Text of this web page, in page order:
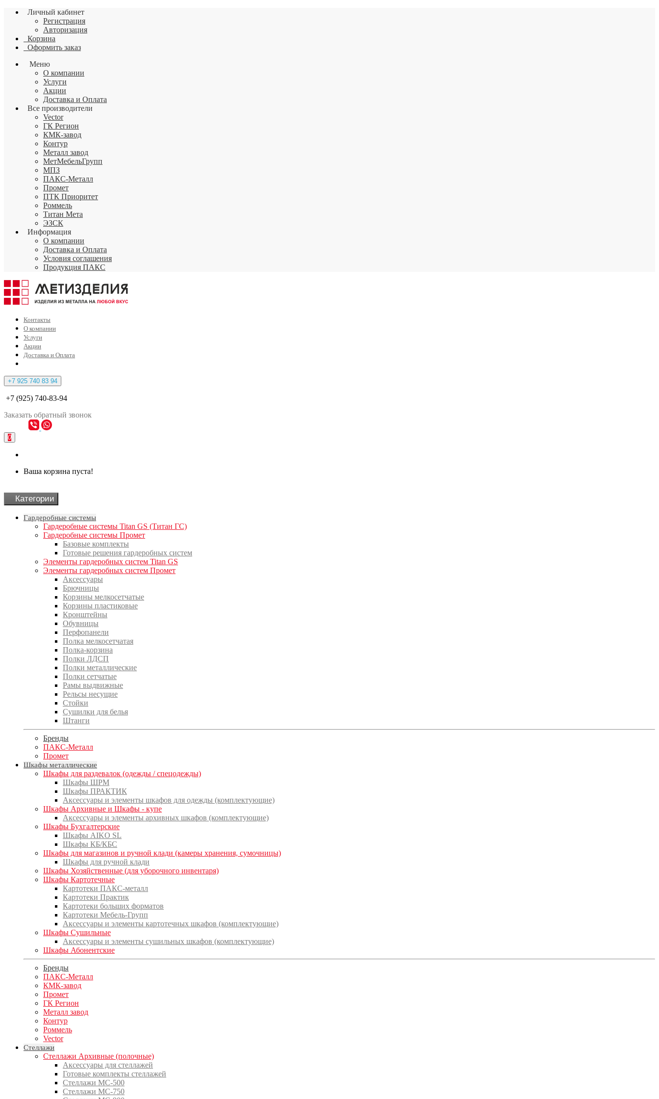
Личный кабинет
Регистрация
Авторизация
Корзина
Оформить заказ
Меню
О компании
Услуги
Акции
Доставка и Оплата
Все производители
Vector
ГК Регион
КМК-завод
Контур
Металл завод
МетМебельГрупп
МПЗ
ПАКС-Металл
Промет
ПТК Приоритет
Роммель
Титан Мета
ЭЗСК
Информация
О компании
Доставка и Оплата
Условия соглашения
Продукция ПАКС
Контакты
О компании
Услуги
Акции
Доставка и Оплата
+7 925 740 83 94
+7 (925) 740-83-94
Заказать обратный звонок
0
Ваша корзина пуста!
Категории
Гардеробные системы
Гардеробные системы Titan GS (Титан ГС)
Гардеробные системы Промет
Базовые комплекты
Готовые решения гардеробных систем
Элементы гардеробных систем Titan GS
Элементы гардеробных систем Промет
Аксессуары
Брючницы
Корзины мелкосетчатые
Корзины пластиковые
Кронштейны
Обувницы
Перфопанели
Полка мелкосетчатая
Полка-корзина
Полки ЛДСП
Полки металлические
Полки сетчатые
Рамы выдвижные
Рельсы несущие
Стойки
Сушилки для белья
Штанги
Бренды
ПАКС-Металл
Промет
Шкафы металлические
Шкафы для раздевалок (одежды / спецодежды)
Шкафы ШРМ
Шкафы ПРАКТИК
Аксессуары и элементы шкафов для одежды (комплектующие)
Шкафы Архивные и Шкафы - купе
Аксессуары и элементы архивных шкафов (комплектующие)
Шкафы Бухгалтерские
Шкафы AIKO SL
Шкафы КБ/КБС
Шкафы для магазинов и ручной клади (камеры хранения, сумочницы)
Шкафы для ручной клади
Шкафы Хозяйственные (для уборочного инвентаря)
Шкафы Картотечные
Картотеки ПАКС-металл
Картотеки Практик
Картотеки больших форматов
Картотеки Мебель-Групп
Аксессуары и элементы картотечных шкафов (комплектующие)
Шкафы Сушильные
Аксессуары и элементы сушильных шкафов (комплектующие)
Шкафы Абонентские
Бренды
ПАКС-Металл
КМК-завод
Промет
ГК Регион
Металл завод
Контур
Роммель
Vector
Стеллажи
Стеллажи Архивные (полочные)
Аксессуары для стеллажей
Готовые комплекты стеллажей
Стеллажи МС-500
Стеллажи МС-750